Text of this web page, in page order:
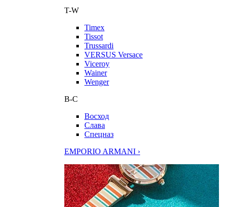
T-W
Timex
Tissot
Trussardi
VERSUS Versace
Viceroy
Wainer
Wenger
В-С
Восход
Слава
Спецназ
EMPORIO ARMANI ›